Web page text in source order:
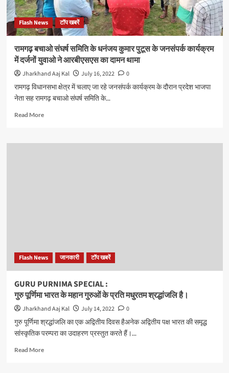
धनंजय
कुमार
पुटूस
ने
किया
उद्घाटन
Flash News टॉप खबरें
रामगढ़ बचाओ संघर्ष समिति के धनंजय कुमार पुटूस के जनसंपर्क कार्यक्रम
में दर्जनों युवाओ ने आरबीएसएस का दामन थामा
Jharkhand Aaj Kal July 16, 2022
0
रामगढ़ विधानसभा क्षेत्र में चलाए जा रहे जनसंपर्क कार्यक्रम के दौरान प्रदेश भाजपा
नेता सह रामगढ़ बचाओ संघर्ष समिति के...
Read MoreRead
रामगढ़
दर्जनों
आरबीएसएस
का
दामन
थामा
Flash News जानकारी टॉप खबरें
GURU PURNIMA SPECIAL :
गुरु पूर्णिमा भारत के महान गुरुओं के प्रति मधुरतम श्रद्धांजलि है।
Jharkhand Aaj Kal July 14, 2022
0
गुरु पूर्णिमा श्रद्धांजलि का एक अद्वितीय दिवस हैअनेक अद्वितीय पक्ष भारत की समृद्ध
सांस्कृतिक परम्परा का उदाहरण प्रस्तुत करते हैं।...
Read MoreRead